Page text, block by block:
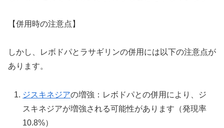
【併用時の注意点】
しかし、レボドパとラサギリンの併用には以下の注意点が
あります。
ジスキネジアの増強：レボドパとの併用により、ジ
スキネジアが増強される可能性があります（発現率
10.8%）